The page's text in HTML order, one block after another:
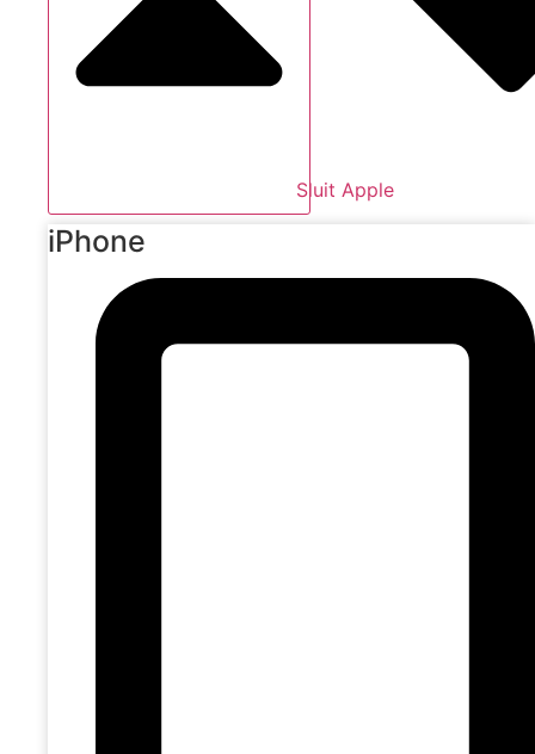
Sluit Apple
iPhone